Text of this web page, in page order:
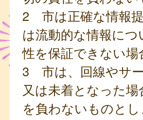
2 市は正確な情報
は流動的な情報に
性を保証できない
3 市は、回線やサ
又は未着となった
を負わないものとし